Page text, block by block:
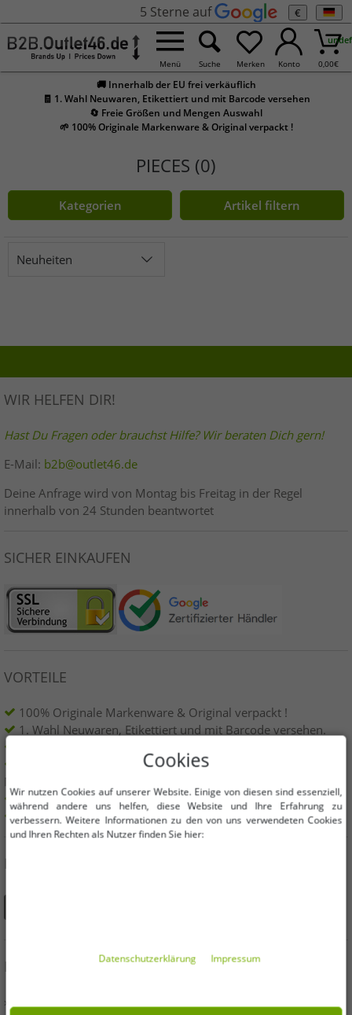
5 Sterne auf €
Menü Suche Merken Konto 0,00€
🚚 Innerhalb der EU frei verkäuflich
🧾 1. Wahl Neuwaren, Etikettiert und mit Barcode versehen
🔄 Freie Größen und Mengen Auswahl
🌱 100% Originale Markenware & Original verpackt !
PIECES (0)
Kategorien Artikel filtern
Neuheiten
WIR HELFEN DIR!
Hast Du Fragen oder brauchst Hilfe? Wir beraten Dich gern!
E-Mail: b2b@outlet46.de
Deine Anfrage wird von Montag bis Freitag in der Regel
innerhalb von 24 Stunden beantwortet
SICHER EINKAUFEN
VORTEILE
100% Originale Markenware & Original verpackt !
1. Wahl Neuwaren, Etikettiert und mit Barcode versehen.
Mindestbestellwert ist 199€ netto | Keine
Mindestbestellmenge
Angebote bis zu 90% günstiger
Freie Größen und Mengen Auswahl
DU FINDEST UNS AUCH AUF
INFORMATIONEN
» Unternehmen
Cookies
Wir nutzen Cookies auf unserer Website. Einige von diesen sind essenziell,
während andere uns helfen, diese Website und Ihre Erfahrung zu
verbessern. Weitere Informationen zu den von uns verwendeten Cookies
und Ihren Rechten als Nutzer finden Sie hier:
Daten­schutz­erklärung Impressum